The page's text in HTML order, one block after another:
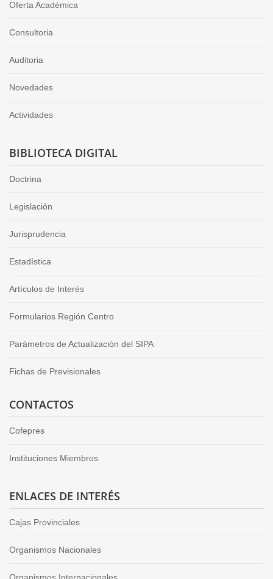
Oferta Académica
Consultoria
Auditoria
Novedades
Actividades
BIBLIOTECA DIGITAL
Doctrina
Legislación
Jurisprudencia
Estadística
Artículos de Interés
Formularios Región Centro
Parámetros de Actualización del SIPA
Fichas de Previsionales
CONTACTOS
Cofepres
Instituciones Miembros
ENLACES DE INTERÉS
Cajas Provinciales
Organismos Nacionales
Organismos Internacionales